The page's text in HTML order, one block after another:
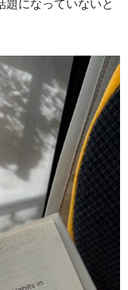
題になっていないと